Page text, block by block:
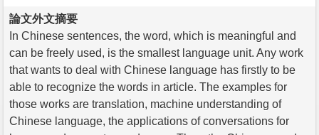
論文外文摘要
In Chinese sentences, the word, which is meaningful and
can be freely used, is the smallest language unit. Any work
that wants to deal with Chinese language has firstly to be
able to recognize the words in article. The examples for
those works are translation, machine understanding of
Chinese language, the applications of conversations for